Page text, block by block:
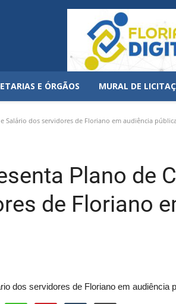
E ÓRGÃOS MURAL DE
Salário dos servidores de Floriano em audiência
Plano de
de Floriano
dos servidores de Floriano em audiência